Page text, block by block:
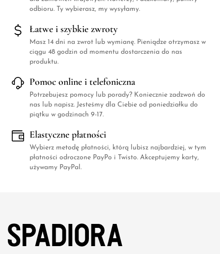
odbioru. Ty wybierasz, my wysyłamy.
Łatwe i szybkie zwroty
Masz 14 dni na zwrot lub wymianę. Pieniądze otrzymasz w
ciągu 48 godzin od momentu dostarczenia do nas
produktu.
Pomoc online i telefoniczna
Potrzebujesz pomocy lub porady? Koniecznie zadzwoń do
nas lub napisz. Jesteśmy dla Ciebie od poniedziałku do
piątku w godzinach 9-17.
Elastyczne płatności
Wybierz metodę płatności, którą lubisz najbardziej, w tym
płatności odroczone PayPo i Twisto. Akceptujemy karty,
używamy PayPal.